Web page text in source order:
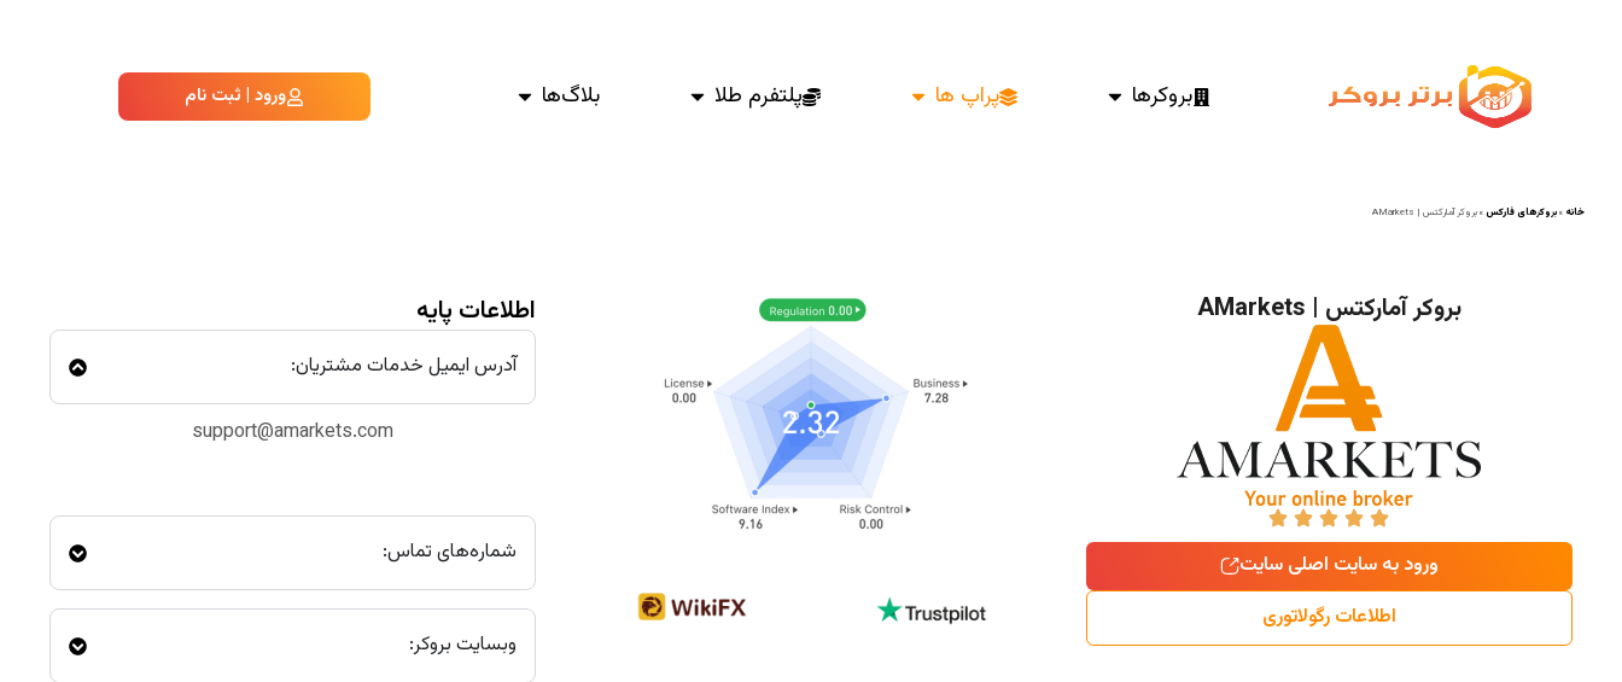
بروکرها پراپ ها پلتفرم طلا بلاگ‌ها ورود | ثبت نام
خانه »بروکرهای فارکس»بروکر آمارکتس | AMarkets
بروکر آمارکتس | AMarkets
ورود به سایت اصلی سایت
اطلاعات رگولاتوری
اطلاعات پایه
آدرس ایمیل خدمات مشتریان:
support@amarkets.com
شماره‌های تماس:
وبسایت بروکر: